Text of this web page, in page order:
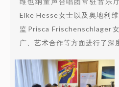
Elke Hesse女士以及奥地利
监Prisca Frischenschlager
广、艺术合作等方面进行了深